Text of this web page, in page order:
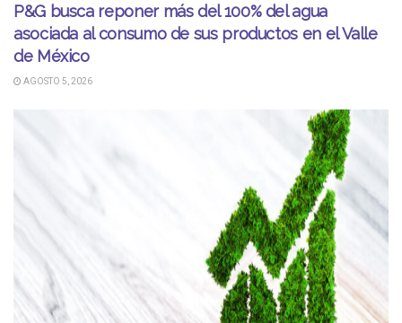
P&G busca reponer más del 100% del agua
asociada al consumo de sus productos en el Valle
de México
AGOSTO 5, 2026